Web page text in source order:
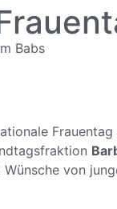
Babs
von